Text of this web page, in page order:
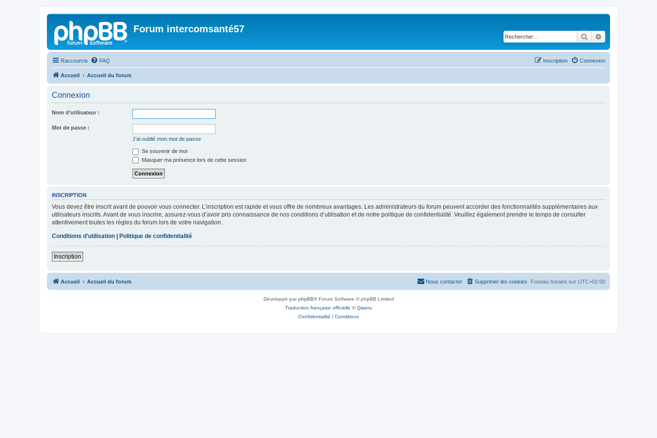
Forum intercomsanté57
Rechercher
Raccourcis FAQ Connexion
Inscription
Accueil Accueil du forum
Connexion
Nom d’utilisateur :
Mot de passe :
J’ai oublié mon mot de passe
Se souvenir de moi
Masquer ma présence lors de cette session
INSCRIPTION
Vous devez être inscrit avant de pouvoir vous connecter. L’inscription est rapide et vous offre de nombreux avantages. Les administrateurs du forum peuvent accorder des fonctionnalités supplémentaires aux
utilisateurs inscrits. Avant de vous inscrire, assurez-vous d’avoir pris connaissance de nos conditions d’utilisation et de notre politique de confidentialité. Veuillez également prendre le temps de consulter
attentivement toutes les règles du forum lors de votre navigation.
Conditions d’utilisation | Politique de confidentialité
Inscription
Accueil Accueil du forum Fuseau horaire sur UTC+02:00
Supprimer les cookies
Nous contacter
Développé parphpBB® Forum Software © phpBB Limited
Traduction française officielle ©Qiaeru
Confidentialité | Conditions